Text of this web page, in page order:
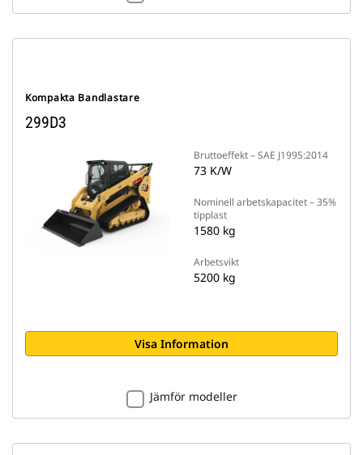
Kompakta Bandlastare
299D3
Bruttoeffekt – SAE J1995:2014
73 K/W
Nominell arbetskapacitet – 35%
tipplast
1580 kg
Arbetsvikt
5200 kg
Visa Information
Jämför modeller